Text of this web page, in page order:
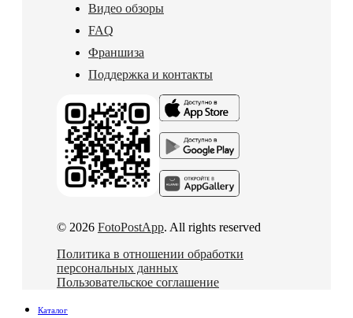
Видео обзоры
FAQ
Франшиза
Поддержка и контакты
© 2026 FotoPostApp. All rights reserved
Политика в отношении обработки
персональных данных
Пользовательское соглашение
Каталог